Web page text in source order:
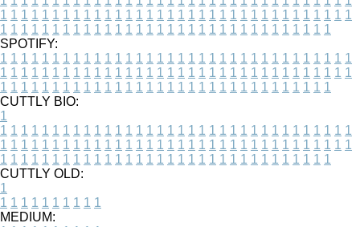
1 1 1 1 1 1 1 1 1 1 1 1 1 1 1 1 1 1 1 1 1 1 1 1 1 1 1 1 1 1 1 1 1 1
1 1 1 1 1 1 1 1 1 1 1 1 1 1 1 1 1 1 1 1 1 1 1 1 1 1 1 1 1 1 1 1
SPOTIFY:
1 1 1 1 1 1 1 1 1 1 1 1 1 1 1 1 1 1 1 1 1 1 1 1 1 1 1 1 1 1 1 1 1 1
1 1 1 1 1 1 1 1 1 1 1 1 1 1 1 1 1 1 1 1 1 1 1 1 1 1 1 1 1 1 1 1 1 1
1 1 1 1 1 1 1 1 1 1 1 1 1 1 1 1 1 1 1 1 1 1 1 1 1 1 1 1 1 1 1 1
CUTTLY BIO:
1
1 1 1 1 1 1 1 1 1 1 1 1 1 1 1 1 1 1 1 1 1 1 1 1 1 1 1 1 1 1 1 1 1 1
1 1 1 1 1 1 1 1 1 1 1 1 1 1 1 1 1 1 1 1 1 1 1 1 1 1 1 1 1 1 1 1 1 1
1 1 1 1 1 1 1 1 1 1 1 1 1 1 1 1 1 1 1 1 1 1 1 1 1 1 1 1 1 1 1 1
CUTTLY OLD:
1
1 1 1 1 1 1 1 1 1 1
MEDIUM: